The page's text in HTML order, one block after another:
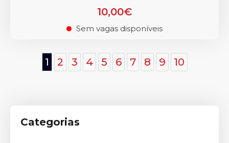
10,00€
. Sem vagas disponíveis
1 2 3 4 5 6 7 8 9 10
Categorias